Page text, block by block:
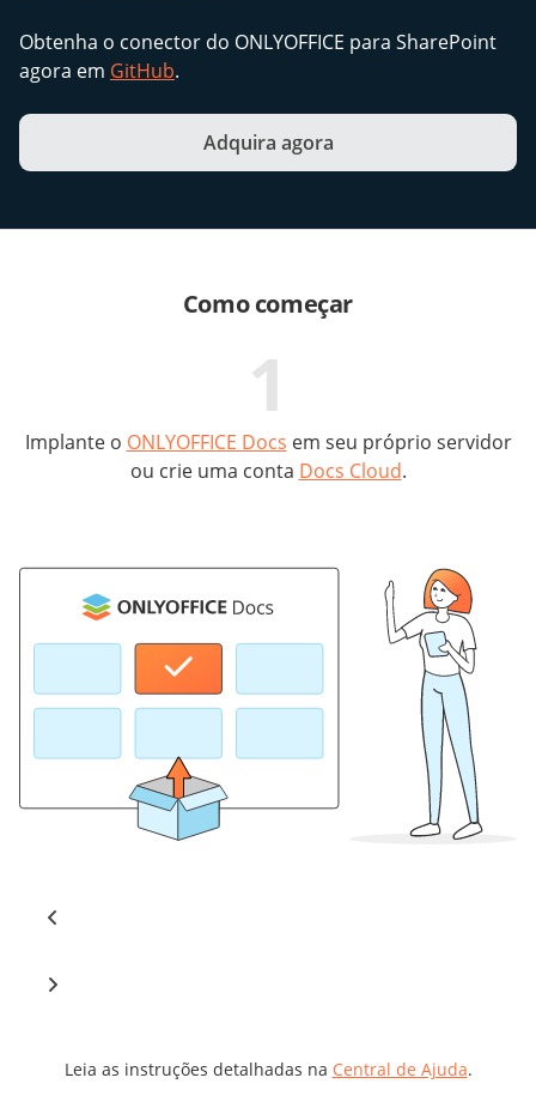
Obtenha o conector do ONLYOFFICE para SharePoint
agora em GitHub.
Adquira agora
Como começar
1
Implante o ONLYOFFICE Docs em seu próprio servidor
ou crie uma conta Docs Cloud.
Leia as instruções detalhadas na Central de Ajuda.